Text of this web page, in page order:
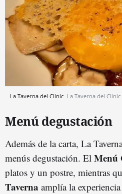
La Taverna del Clínic La Taverna del
Menú degustación
Además de la carta, La
menús degustación. El Menú
platos y un postre, mientras
Taverna amplía la